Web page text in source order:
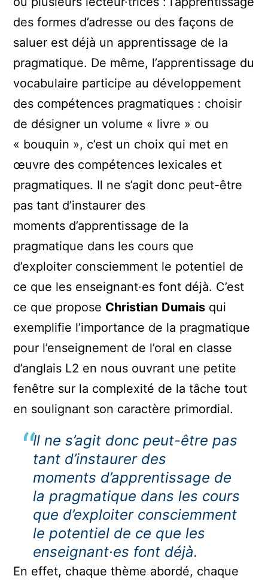
des formes d’adresse ou des façons de
saluer est déjà un apprentissage de la
pragmatique. De même, l’apprentissage du
vocabulaire participe au développement
des compétences pragmatiques : choisir
de désigner un volume « livre » ou
« bouquin », c’est un choix qui met en
œuvre des compétences lexicales et
pragmatiques. Il ne s’agit donc peut-être
pas tant d’instaurer des
moments d’apprentissage de la
pragmatique dans les cours que
d’exploiter consciemment le potentiel de
ce que les enseignant·es font déjà. C’est
ce que propose Christian Dumais qui
exemplifie l’importance de la pragmatique
pour l’enseignement de l’oral en classe
d’anglais L2 en nous ouvrant une petite
fenêtre sur la complexité de la tâche tout
en soulignant son caractère primordial.
Il ne s’agit donc peut-être pas
tant d’instaurer des
moments d’apprentissage de
la pragmatique dans les cours
que d’exploiter consciemment
le potentiel de ce que les
enseignant·es font déjà.
En effet, chaque thème abordé, chaque